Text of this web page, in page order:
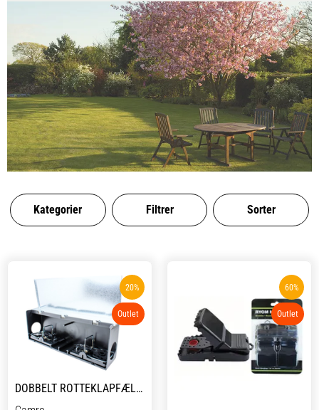
Kategorier Filtrer Sorter
20%
Outlet
DOBBELT ROTTEKLAPFÆLDE
60%
Outlet